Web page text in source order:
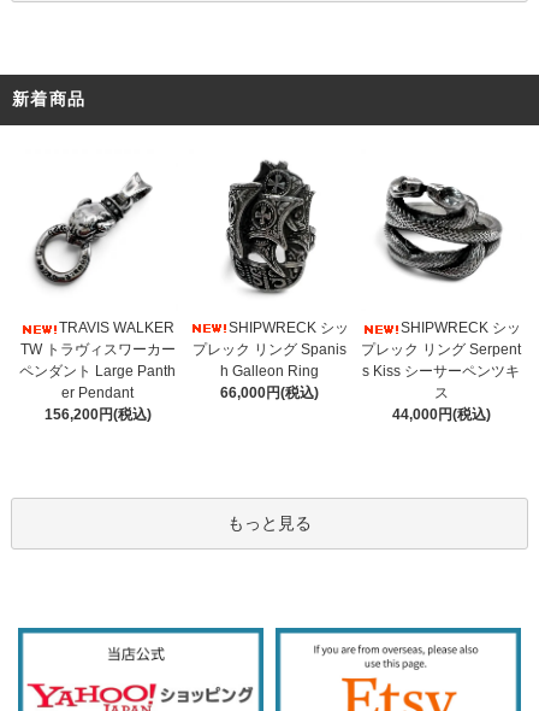
新着商品
TRAVIS WALKER
TW トラヴィスワーカー
ペンダント Large Panth
er Pendant
156,200円(税込)
SHIPWRECK シッ
プレック リング Spanis
h Galleon Ring
66,000円(税込)
SHIPWRECK シッ
プレック リング Serpent
s Kiss シーサーペンツキ
ス
44,000円(税込)
もっと見る